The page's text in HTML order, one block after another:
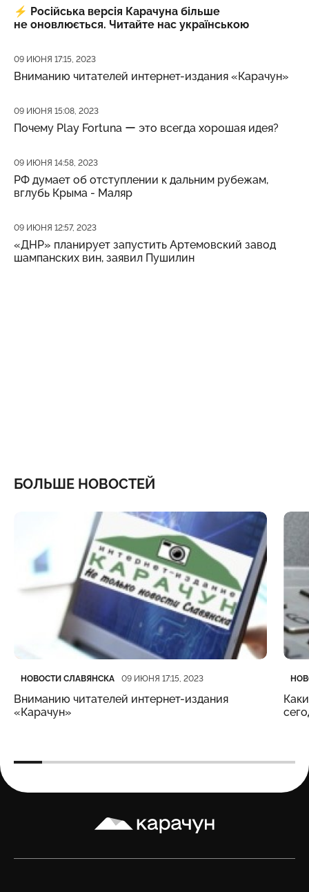
⚡️ Російська версія Карачуна більше
не оновлюється. Читайте нас українською
Дата публикации
09 ИЮНЯ 17:15, 2023
Вниманию читателей интернет-издания «Карачун»
Дата публикации
09 ИЮНЯ 15:08, 2023
Почему Play Fortuna ー это всегда хорошая идея?
Дата публикации
09 ИЮНЯ 14:58, 2023
РФ думает об отступлении к дальним рубежам,
вглубь Крыма - Маляр
Дата публикации
09 ИЮНЯ 12:57, 2023
«ДНР» планирует запустить Артемовский завод
шампанских вин, заявил Пушилин
БОЛЬШЕ НОВОСТЕЙ
Категория
НОВОСТИ СЛАВЯНСКА
Дата публикации 09 ИЮНЯ 17:15, 2023
Вниманию читателей интернет-издания
«Карачун»
Карачун